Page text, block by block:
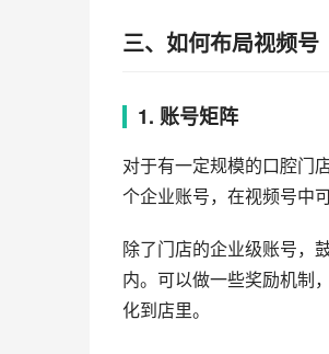
三、如何布局视频号
1. 账号矩阵
对于有一定规模的口腔门
个企业账号，在视频号中
除了门店的企业级账号，
内。可以做一些奖励机制
化到店里。